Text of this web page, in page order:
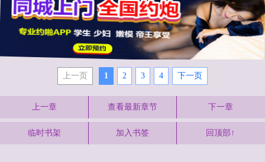
上一页 1 2 3 4 下一页
上一章 查看最新章节 下一章
临时书架 加入书签 回顶部↑